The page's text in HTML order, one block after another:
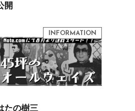
開
たの樹三